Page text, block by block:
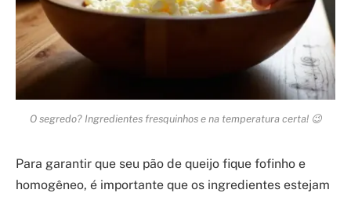
O segredo? Ingredientes fresquinhos e na temperatura certa! 😉
Para garantir que seu pão de queijo fique fofinho e
homogêneo, é importante que os ingredientes estejam